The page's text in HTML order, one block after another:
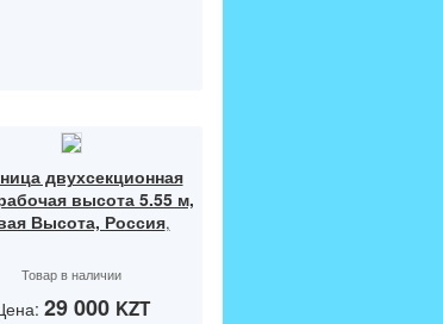
двухсекционная
высота 5.55 м,
Высота, Россия,
Товар в наличии
29 000 KZT